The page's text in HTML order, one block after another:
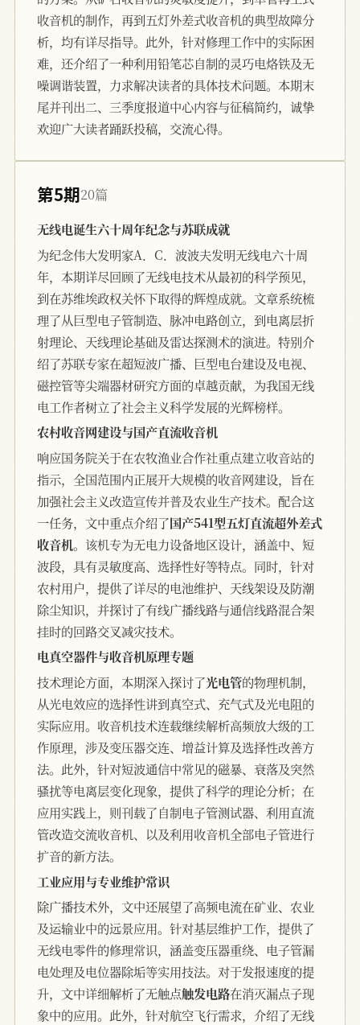
收音机的制作，再到五灯外差式收音机的典型故障分
析，均有详尽指导。此外，针对修理工作中的实际困
难，还介绍了一种利用铅笔芯自制的灵巧电烙铁及无
噪调谐装置，力求解决读者的具体技术问题。本期末
尾并刊出二、三季度报道中心内容与征稿简约，诚挚
欢迎广大读者踊跃投稿，交流心得。
第5期20篇
无线电诞生六十周年纪念与苏联成就
为纪念伟大发明家A．C．波波夫发明无线电六十周
年，本期详尽回顾了无线电技术从最初的科学预见，
到在苏维埃政权关怀下取得的辉煌成就。文章系统梳
理了从巨型电子管制造、脉冲电路创立，到电离层折
射理论、天线理论基础及雷达探测术的演进。特别介
绍了苏联专家在超短波广播、巨型电台建设及电视、
磁控管等尖端器材研究方面的卓越贡献，为我国无线
电工作者树立了社会主义科学发展的光辉榜样。
农村收音网建设与国产直流收音机
响应国务院关于在农牧渔业合作社重点建立收音站的
指示，全国范围内正展开大规模的收音网建设，旨在
加强社会主义改造宣传并普及农业生产技术。配合这
一任务，文中重点介绍了国产541型五灯直流超外差式
收音机。该机专为无电力设备地区设计，涵盖中、短
波段，具有灵敏度高、选择性好等特点。同时，针对
农村用户，提供了详尽的电池维护、天线架设及防潮
除尘知识，并探讨了有线广播线路与通信线路混合架
挂时的回路交叉减灾技术。
电真空器件与收音机原理专题
技术理论方面，本期深入探讨了光电管的物理机制，
从光电效应的选择性讲到真空式、充气式及光电阻的
实际应用。收音机技术连载继续解析高频放大级的工
作原理，涉及变压器交连、增益计算及选择性改善方
法。此外，针对短波通信中常见的磁暴、衰落及突然
骚扰等电离层变化现象，提供了科学的理论分析；在
应用实践上，则刊载了自制电子管测试器、利用直流
管改造交流收音机、以及利用收音机全部电子管进行
扩音的新方法。
工业应用与专业维护常识
除广播技术外，文中还展望了高频电流在矿业、农业
及运输业中的远景应用。针对基层维护工作，提供了
无线电零件的修理常识，涵盖变压器重绕、电子管漏
电处理及电位器除垢等实用技法。对于发报速度的提
升，文中详细解析了无触点触发电路在消灭漏点子现
象中的应用。此外，针对航空飞行需求，介绍了无线